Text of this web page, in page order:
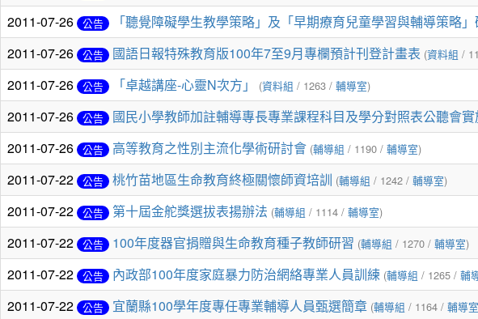
2011-07-26 公告 「聽覺障礙學生教學策略」及「早期療育兒童學習與輔導策略
2011-07-26 公告 國語日報特殊教育版100年7至9月專欄預計刊登計畫表 (資料組 /
2011-07-26 公告 「卓越講座-心靈N次方」 (資料組 / 1263 / 輔導室)
2011-07-26 公告 國民小學教師加註輔導專長專業課程科目及學分對照表公聽會實
2011-07-26 公告 高等教育之性別主流化學術研討會 (輔導組 / 1190 / 輔導室)
2011-07-22 公告 桃竹苗地區生命教育終極關懷師資培訓 (輔導組 / 1242 / 輔導室)
2011-07-22 公告 第十屆金舵獎選拔表揚辦法 (輔導組 / 1114 / 輔導室)
2011-07-22 公告 100年度器官捐贈與生命教育種子教師研習 (輔導組 / 1270 / 輔導室)
2011-07-22 公告 內政部100年度家庭暴力防治網絡專業人員訓練 (輔導組 / 1265 / 輔
2011-07-22 公告 宜蘭縣100學年度專任專業輔導人員甄選簡章 (輔導組 / 1164 / 輔導室